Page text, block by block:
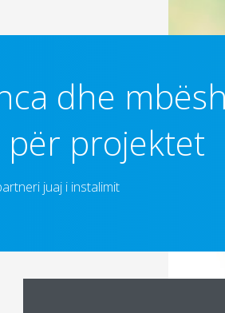
dhe
për projektet
juaj i instalimit